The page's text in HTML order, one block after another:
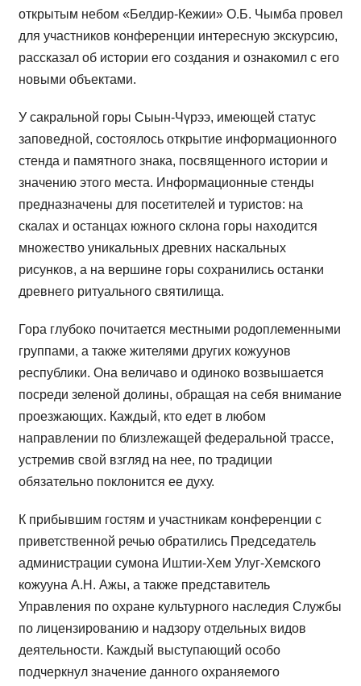
открытым небом «Белдир-Кежии» О.Б. Чымба провел
для участников конференции интересную экскурсию,
рассказал об истории его создания и ознакомил с его
новыми объектами.
У сакральной горы Сыын-Чүрээ, имеющей статус
заповедной, состоялось открытие информационного
стенда и памятного знака, посвященного истории и
значению этого места. Информационные стенды
предназначены для посетителей и туристов: на
скалах и останцах южного склона горы находится
множество уникальных древних наскальных
рисунков, а на вершине горы сохранились останки
древнего ритуального святилища.
Гора глубоко почитается местными родоплеменными
группами, а также жителями других кожуунов
республики. Она величаво и одиноко возвышается
посреди зеленой долины, обращая на себя внимание
проезжающих. Каждый, кто едет в любом
направлении по близлежащей федеральной трассе,
устремив свой взгляд на нее, по традиции
обязательно поклонится ее духу.
К прибывшим гостям и участникам конференции с
приветственной речью обратились Председатель
администрации сумона Иштии-Хем Улуг-Хемского
кожууна А.Н. Ажы, а также представитель
Управления по охране культурного наследия Службы
по лицензированию и надзору отдельных видов
деятельности. Каждый выступающий особо
подчеркнул значение данного охраняемого